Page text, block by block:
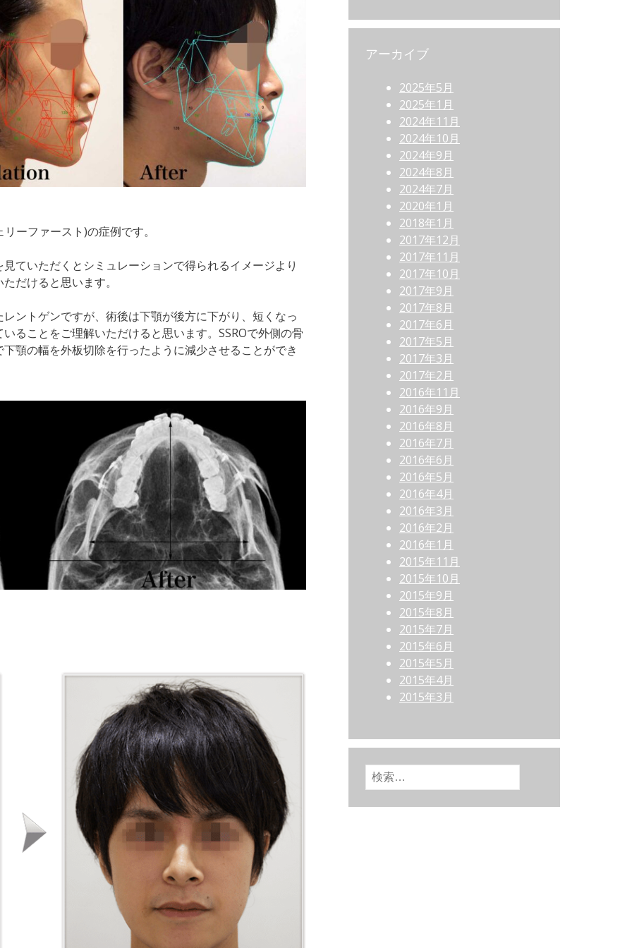
ーファースト)の症例です。
ていただくとシミュレーションで得られるイメージより
だけると思います。
ントゲンですが、術後は下顎が後方に下がり、短くなっ
ることをご理解いただけると思います。SSROで外側の骨
顎の幅を外板切除を行ったように減少させることができ
アーカイブ
2025年5月
2025年1月
2024年11月
2024年10月
2024年9月
2024年8月
2024年7月
2020年1月
2018年1月
2017年12月
2017年11月
2017年10月
2017年9月
2017年8月
2017年6月
2017年5月
2017年3月
2017年2月
2016年11月
2016年9月
2016年8月
2016年7月
2016年6月
2016年5月
2016年4月
2016年3月
2016年2月
2016年1月
2015年11月
2015年10月
2015年9月
2015年8月
2015年7月
2015年6月
2015年5月
2015年4月
2015年3月
検索: